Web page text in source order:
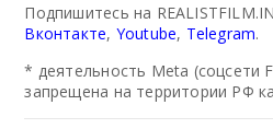
Подпишитесь на
Вконтакте, Youtube, Telegram.
* деятельность Meta (соцсети
запрещена на территории РФ